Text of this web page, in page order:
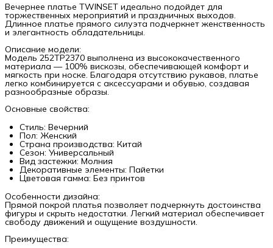
Вечернее платье TWINSET идеально подойдет для
торжественных мероприятий и праздничных выходов.
Длинное платье прямого силуэта подчеркнет женственность
и элегантность обладательницы.
Описание модели:
Модель 252TP2370 выполнена из высококачественного
материала — 100% вискозы, обеспечивающей комфорт и
мягкость при носке. Благодаря отсутствию рукавов, платье
легко комбинируется с аксессуарами и обувью, создавая
разнообразные образы.
Основные свойства:
Стиль: Вечерний
Пол: Женский
Страна производства: Китай
Сезон: Универсальный
Вид застежки: Молния
Декоративные элементы: Пайетки
Цветовая гамма: Без принтов
Особенности дизайна:
Прямой покрой платья позволяет подчеркнуть достоинства
фигуры и скрыть недостатки. Легкий материал обеспечивает
свободу движений и ощущение воздушности.
Преимущества: